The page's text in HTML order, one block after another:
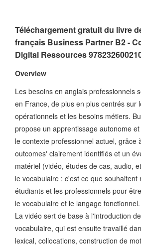
Téléchargement gratuit du livre
français Business Partner B2 -
Digital Ressources
Overview
Les besoins en anglais professionnels
en France, de plus en plus centrés sur
opérationnels et les besoins métiers.
propose un apprentissage autonome
le contexte professionnel actuel, grâce
outcomes' clairement identifiés et un
matériel (vidéo, études de cas, audio,
le vocabulaire : c'est ce que souhaitent
étudiants et les professionnels pour
le vocabulaire et le langage fonctionnel.
La vidéo sert de base à l'introduction
vocabulaire, qui est ensuite travaillé
lexical, collocations, construction de